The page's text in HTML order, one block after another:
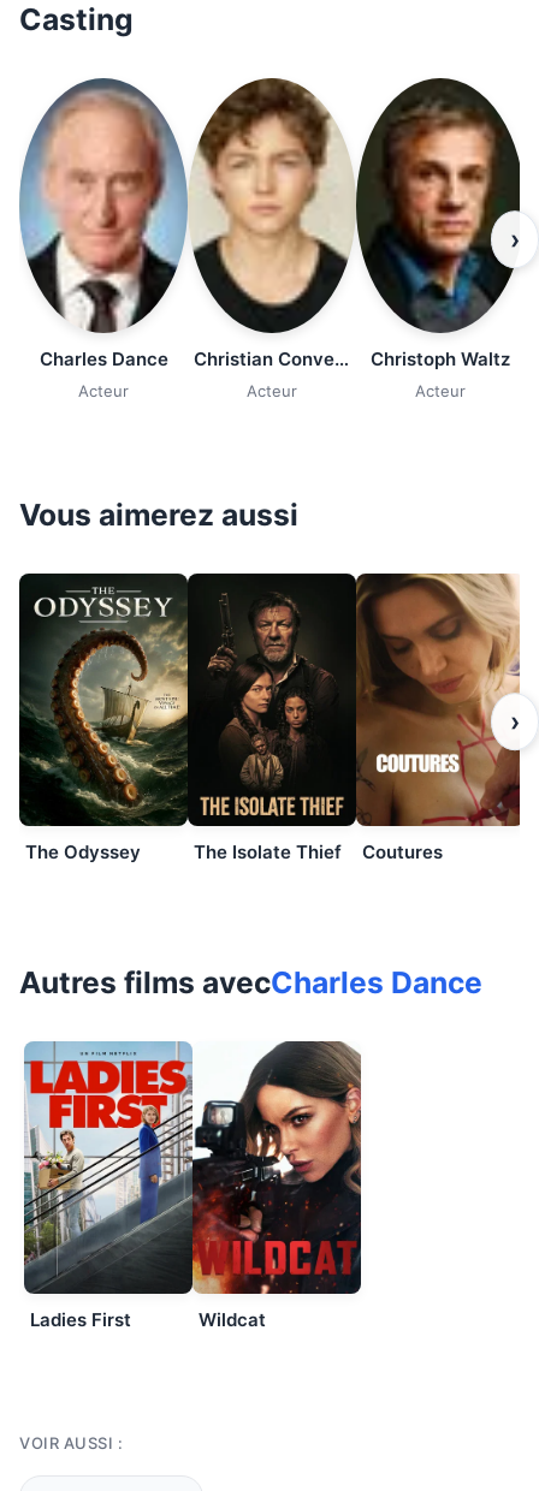
Casting
Charles Dance
Acteur
Christian Convery
Acteur
Christoph Waltz
Acteur
›
Vous aimerez aussi
The Odyssey The Isolate Thief Coutures
›
Autres films avecCharles Dance
Ladies First Wildcat
VOIR AUSSI :